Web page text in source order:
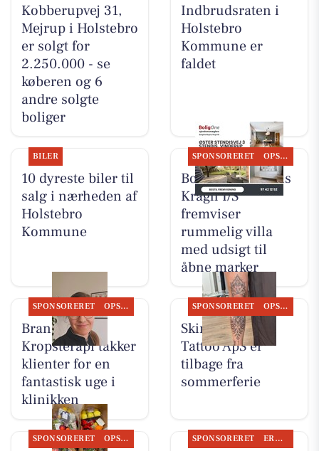
Kobberupvej 31,
Mejrup i Holstebro
er solgt for
2.250.000 - se
køberen og 6
andre solgte
boliger
Indbrudsraten i
Holstebro
Kommune er
faldet
BILER
10 dyreste biler til
salg i nærheden af
Holstebro
Kommune
SPONSORERET OPSLAGSTAVLEN
BoligOne Mogens
Kragh I/S
fremviser
rummelig villa
med udsigt til
åbne marker
SPONSORERET OPSLAGSTAVLEN
Brandsborgs
Kropsterapi takker
klienter for en
fantastisk uge i
klinikken
SPONSORERET OPSLAGSTAVLEN
Skin & Colors
Tattoo ApS er
tilbage fra
sommerferie
SPONSORERET OPSLAGSTAVLEN SPONSORERET ERHVERV